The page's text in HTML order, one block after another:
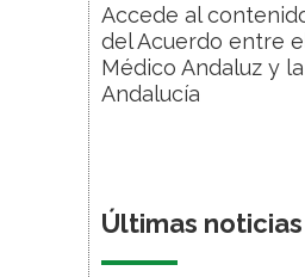
Accede al
del Acuerdo entre
Médico Andaluz y
Andalucía
Últimas noticias